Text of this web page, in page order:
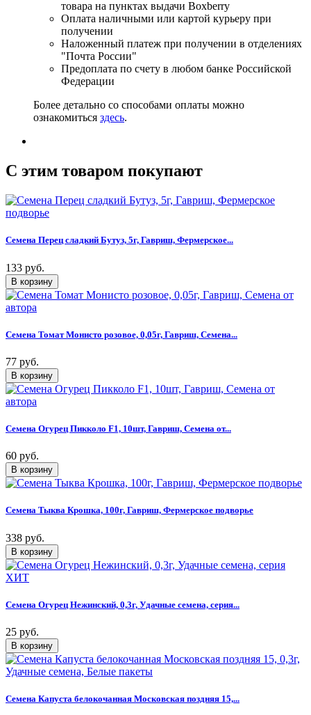
товара на пунктах выдачи Boxberry
Оплата наличными или картой курьеру при
получении
Наложенный платеж при получении в отделениях
"Почта России"
Предоплата по счету в любом банке Российской
Федерации
Более детально со способами оплаты можно
ознакомиться здесь.
C этим товаром покупают
Семена Перец сладкий Бутуз, 5г, Гавриш, Фермерское...
133 руб.
Семена Томат Монисто розовое, 0,05г, Гавриш, Семена...
77 руб.
Семена Огурец Пикколо F1, 10шт, Гавриш, Семена от...
60 руб.
Семена Тыква Крошка, 100г, Гавриш, Фермерское подворье
338 руб.
Семена Огурец Нежинский, 0,3г, Удачные семена, серия...
25 руб.
Семена Капуста белокочанная Московская поздняя 15,...